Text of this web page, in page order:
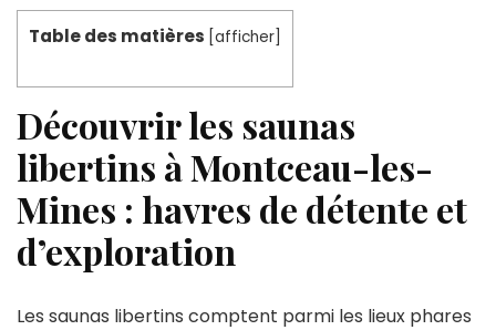
Table des matières [afficher]
Découvrir les saunas
libertins à Montceau-les-
Mines : havres de détente et
d’exploration
Les saunas libertins comptent parmi les lieux phares